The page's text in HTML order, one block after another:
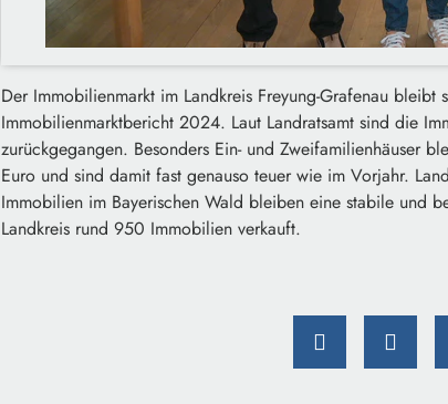
Der Immobilienmarkt im Landkreis Freyung-Grafenau
Immobilienmarktbericht 2024. Laut Landratsamt sind die
zurückgegangen. Besonders Ein- und Zweifamilienhäuser
Euro und sind damit fast genauso teuer wie im Vorjahr.
Immobilien im Bayerischen Wald bleiben eine stabile und
Landkreis rund 950 Immobilien verkauft.